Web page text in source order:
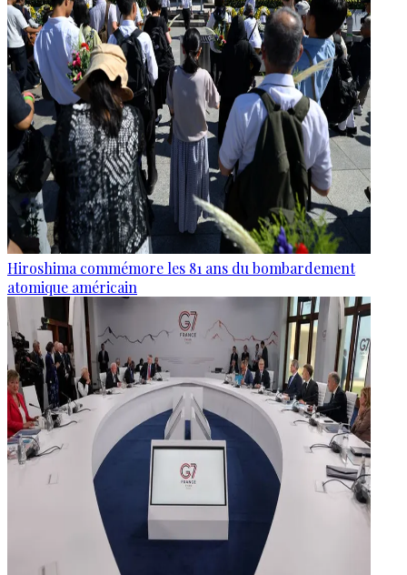
Hiroshima commémore les 81 ans du bombardement
atomique américain